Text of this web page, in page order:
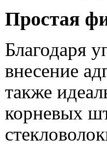
Простая
Благодаря
внесение
также
корневых